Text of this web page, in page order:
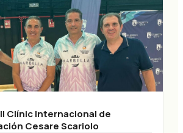
Clínic Internacional de
Cesare Scariolo